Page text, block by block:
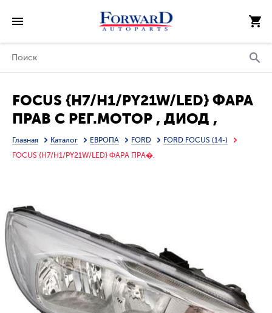
FOCUS {H7/H1/PY21W/LED} ФАРА
ПРАВ С РЕГ.МОТОР , ДИОД ,
ВНУТРИ ХРОМ (DEPO)
Главная Каталог ЕВРОПА FORD
FORD FOCUS (14-)
FOCUS {H7/H1/PY21W/LED} ФАРА ПРА�.